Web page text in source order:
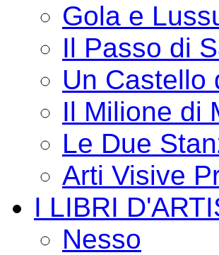
Gola e
Il Passo di
Un Castello
Il Milione di
Le Due
Arti Visive
I LIBRI
Nesso